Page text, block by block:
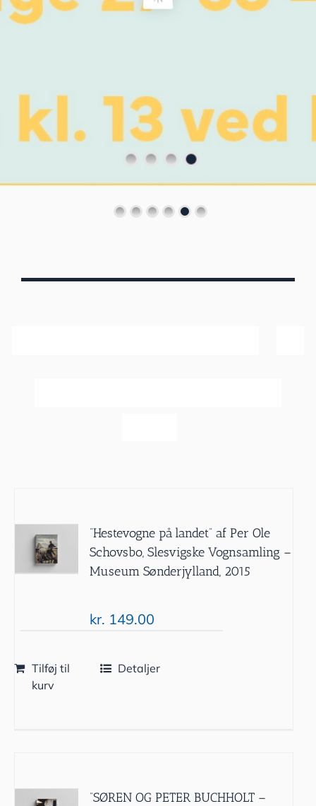
Von Oberbergs
”Hestevogne på landet” af Per Ole
Schovsbo, Slesvigske Vognsamling –
Museum Sønderjylland, 2015
kr. 149.00
Tilføj til
kurv
Detaljer
”SØREN OG PETER BUCHHOLT –